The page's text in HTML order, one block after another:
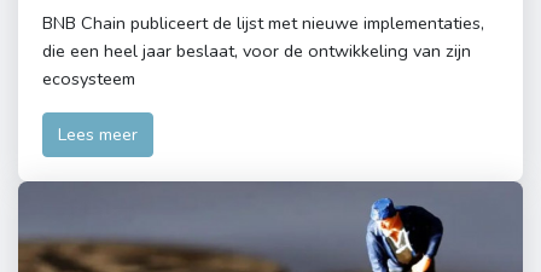
BNB Chain publiceert de lijst met nieuwe implementaties,
die een heel jaar beslaat, voor de ontwikkeling van zijn
ecosysteem
Lees meer